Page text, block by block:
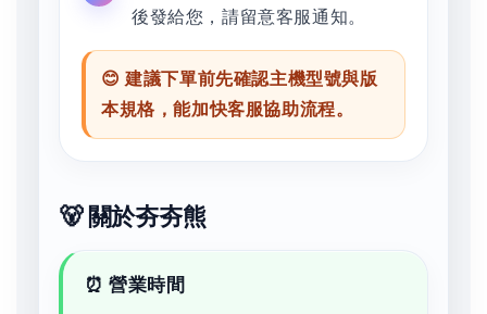
後發給您，請留意客服通知。
😊 建議下單前先確認主機型號與版
本規格，能加快客服協助流程。
🐻 關於夯夯熊
⏰ 營業時間